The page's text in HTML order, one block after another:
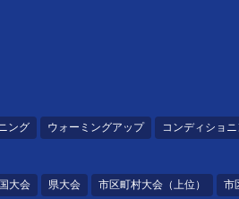
ング ウォーミングアップ コンディショ
大会 県大会 市区町村大会（上位） 市